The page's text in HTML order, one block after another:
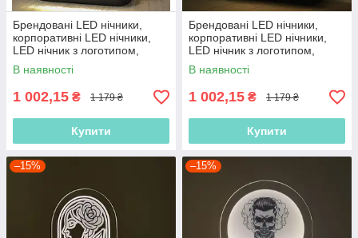
Брендовані LED нічники,
корпоративні LED нічники,
LED нічник з логотипом,
нічник з акумулятором
В наявності
1 002,15 ₴ 1 179 ₴
Купити
Брендовані LED нічники,
корпоративні LED нічники,
LED нічник з логотипом,
нічник з акумулятором
В наявності
1 002,15 ₴ 1 179 ₴
Купити
–15% –15%